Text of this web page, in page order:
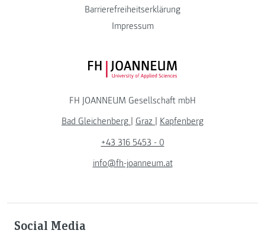
Barrierefreiheitserklärung
Impressum
FH JOANNEUM Logo
FH JOANNEUM Gesellschaft mbH
Bad Gleichenberg
Graz
Kapfenberg
+43 316 5453 - 0
info@fh-joanneum.at
Social Media